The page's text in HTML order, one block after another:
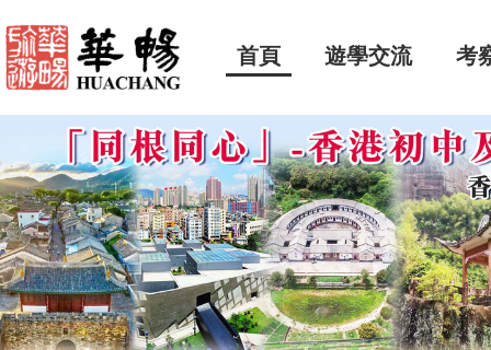
首頁 遊學交流 考